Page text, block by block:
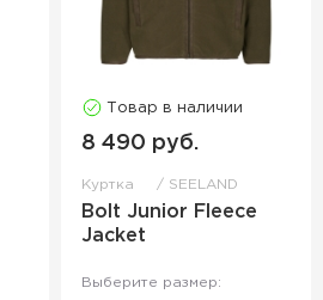
Товар в наличии
8 490 руб.
Куртка SEELAND
Bolt Junior Fleece
Jacket
Выберите размер: